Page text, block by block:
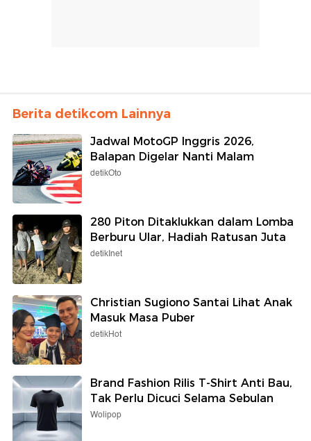
Berita detikcom Lainnya
Jadwal MotoGP Inggris 2026,
Balapan Digelar Nanti Malam
detikOto
280 Piton Ditaklukkan dalam Lomba
Berburu Ular, Hadiah Ratusan Juta
detikInet
Christian Sugiono Santai Lihat Anak
Masuk Masa Puber
detikHot
Brand Fashion Rilis T-Shirt Anti Bau,
Tak Perlu Dicuci Selama Sebulan
Wolipop